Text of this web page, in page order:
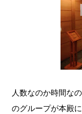
人数なのか時間な
のグループが本殿